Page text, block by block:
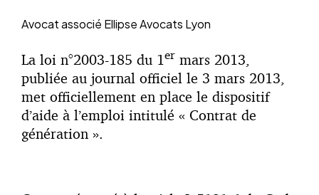
Avocat associé Ellipse Avocats Lyon
La loi n°2003-185 du 1 er mars 2013,
publiée au journal officiel le 3 mars 2013,
met officiellement en place le dispositif
d’aide à l’emploi intitulé « Contrat de
génération ».